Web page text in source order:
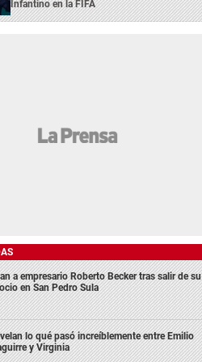
Infantino en la FIFA
a empresario Roberto Becker tras salir de su
en San Pedro Sula
lo qué pasó increíblemente entre Emilio
y Virginia